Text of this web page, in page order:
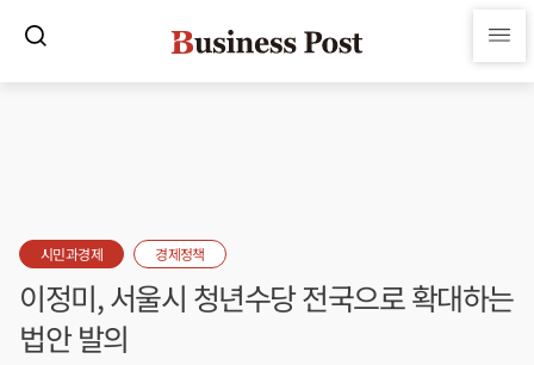
시민과경제 경제정책
이정미, 서울시 청년수당 전국으로 확대하는
법안 발의